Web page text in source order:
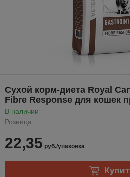
Сухой корм-диета Royal
Fibre Response для кошек
В наличии
Розница
22,35 руб./упаковка